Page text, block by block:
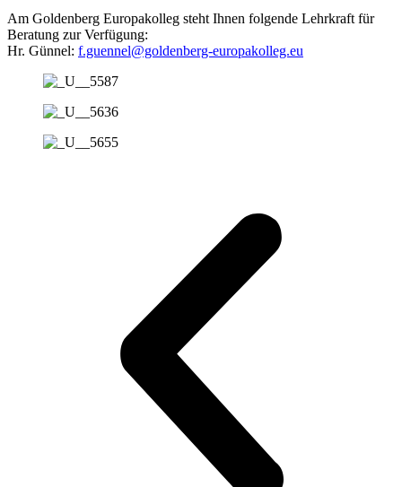
Am Goldenberg Europakolleg steht Ihnen folgende Lehrkraft für
Beratung zur Verfügung:
Hr. Günnel: f.guennel@goldenberg-europakolleg.eu